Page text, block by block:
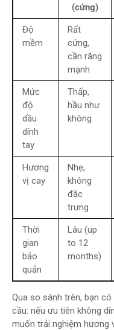
(cứng)
Độ
mềm
Rất
cứng,
cần răng
mạnh
Mức
độ
dầu
dính
tay
Thấp,
hầu như
không
Hương
vị cay
Nhẹ,
không
đặc
trưng
Thời
gian
bảo
quản
Lâu (up
to 12
months)
Qua so sánh trên, bạn
cầu: nếu ưu tiên không
muốn trải nghiệm hương